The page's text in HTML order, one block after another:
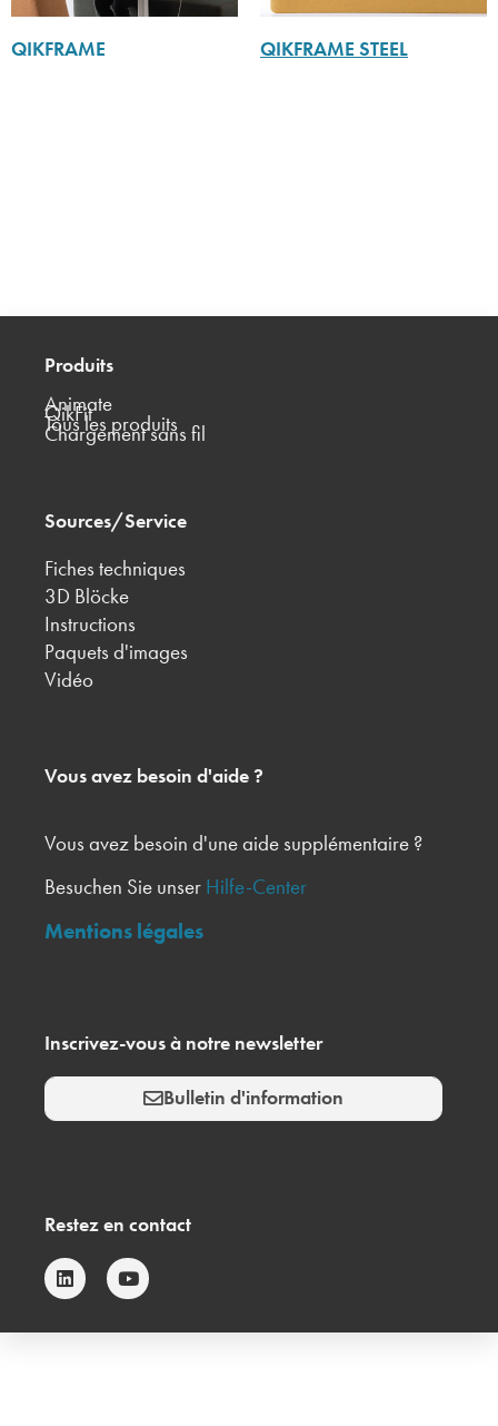
QIKFRAME QIKFRAME STEEL
Produits
Animate
QikFit
Tous les produits
Chargement sans fil
Sources/Service
Fiches techniques
3D Blöcke
Instructions
Paquets d'images
Vidéo
Vous avez besoin d'aide ?
Vous avez besoin d'une aide supplémentaire ?
Besuchen Sie unser Hilfe-Center
Mentions légales
Inscrivez-vous à notre newsletter
Bulletin d'information
Restez en contact